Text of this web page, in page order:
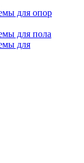
для опор
для пола
для